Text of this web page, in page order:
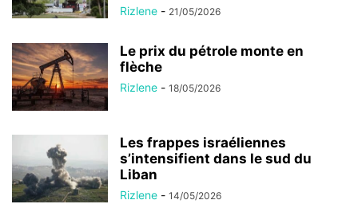
Rizlene - 21/05/2026
Le prix du pétrole monte en
flèche
Rizlene - 18/05/2026
Les frappes israéliennes
s’intensifient dans le sud du
Liban
Rizlene - 14/05/2026